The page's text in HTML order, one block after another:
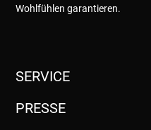
Wohlfühlen garantieren.
SERVICE
PRESSE